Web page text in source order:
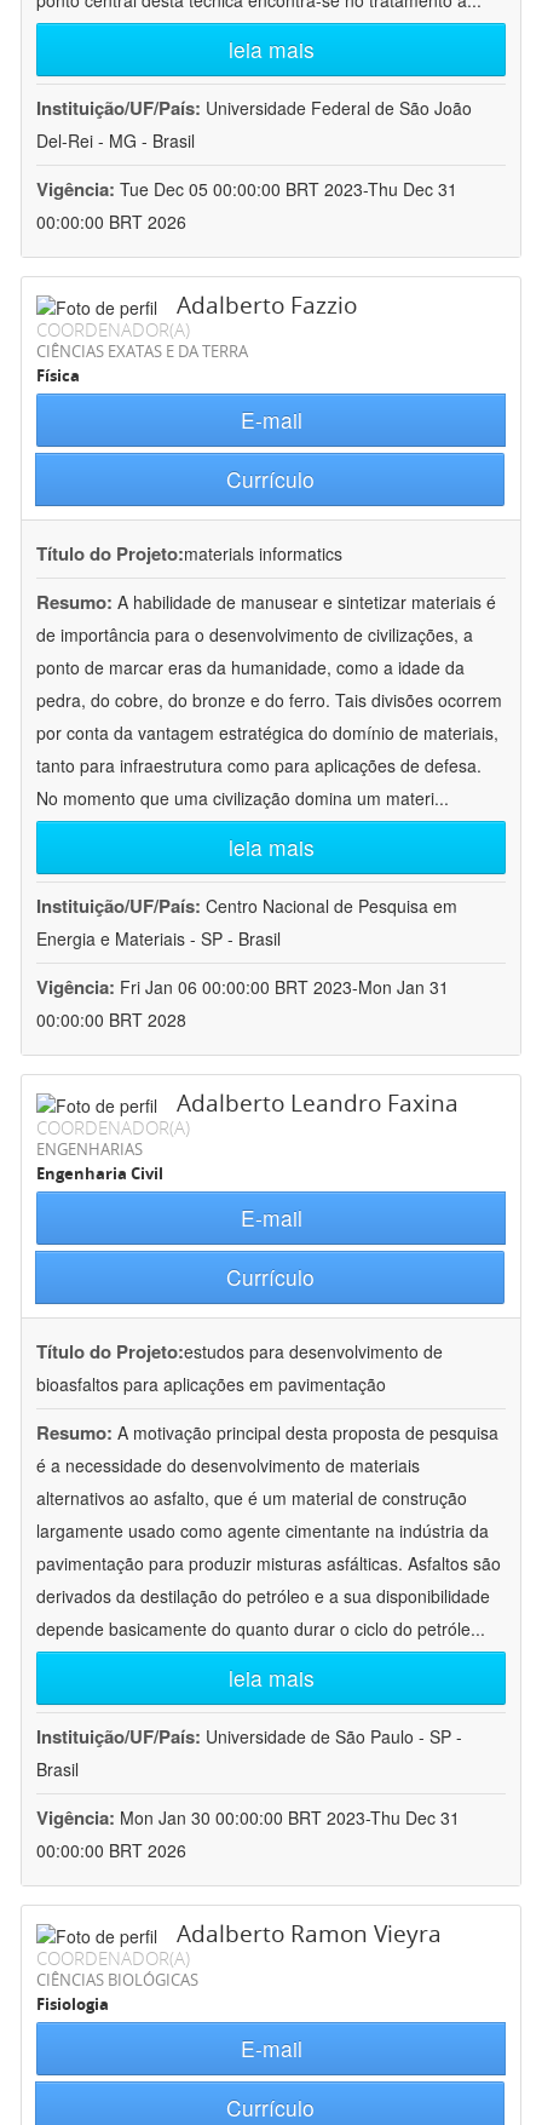
leia mais
Instituição/UF/País: Universidade Federal de São João
Del-Rei - MG - Brasil
Vigência: Tue Dec 05 00:00:00 BRT 2023-Thu Dec 31
00:00:00 BRT 2026
Adalberto Fazzio
COORDENADOR(A)
CIÊNCIAS EXATAS E DA TERRA
Física
E-mail
Currículo
Título do Projeto:materials informatics
Resumo: A habilidade de manusear e sintetizar materiais é
de importância para o desenvolvimento de civilizações, a
ponto de marcar eras da humanidade, como a idade da
pedra, do cobre, do bronze e do ferro. Tais divisões ocorrem
por conta da vantagem estratégica do domínio de materiais,
tanto para infraestrutura como para aplicações de defesa.
No momento que uma civilização domina um materi...
leia mais
Instituição/UF/País: Centro Nacional de Pesquisa em
Energia e Materiais - SP - Brasil
Vigência: Fri Jan 06 00:00:00 BRT 2023-Mon Jan 31
00:00:00 BRT 2028
Adalberto Leandro Faxina
COORDENADOR(A)
ENGENHARIAS
Engenharia Civil
E-mail
Currículo
Título do Projeto:estudos para desenvolvimento de
bioasfaltos para aplicações em pavimentação
Resumo: A motivação principal desta proposta de pesquisa
é a necessidade do desenvolvimento de materiais
alternativos ao asfalto, que é um material de construção
largamente usado como agente cimentante na indústria da
pavimentação para produzir misturas asfálticas. Asfaltos são
derivados da destilação do petróleo e a sua disponibilidade
depende basicamente do quanto durar o ciclo do petróle...
leia mais
Instituição/UF/País: Universidade de São Paulo - SP -
Brasil
Vigência: Mon Jan 30 00:00:00 BRT 2023-Thu Dec 31
00:00:00 BRT 2026
Adalberto Ramon Vieyra
COORDENADOR(A)
CIÊNCIAS BIOLÓGICAS
Fisiologia
E-mail
Currículo